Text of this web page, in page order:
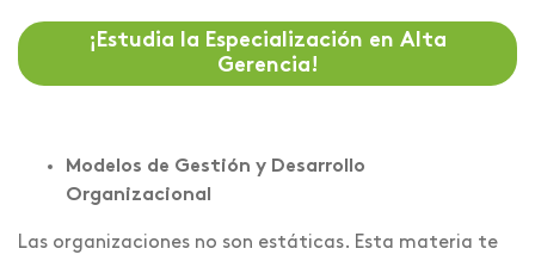
¡Estudia la Especialización en Alta
Gerencia!
Modelos de Gestión y Desarrollo
Organizacional
Las organizaciones no son estáticas. Esta materia te